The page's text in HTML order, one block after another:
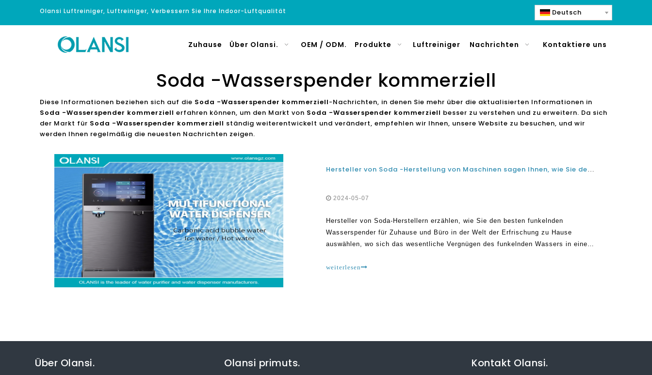
Olansi Luftreiniger, Luftreiniger, Verbessern Sie Ihre Indoor-Luftqualität Deutsch
Zuhause Über Olansi. OEM / ODM. Produkte Luftreiniger Nachrichten Kontaktiere uns
Soda -Wasserspender kommerziell
Diese Informationen beziehen sich auf die Soda -Wasserspender kommerziell-Nachrichten, in denen Sie mehr über die aktualisierten Informationen in
Soda -Wasserspender kommerziell erfahren können, um den Markt von Soda -Wasserspender kommerziell besser zu verstehen und zu erweitern. Da sich
der Markt für Soda -Wasserspender kommerziell ständig weiterentwickelt und verändert, empfehlen wir Ihnen, unsere Website zu besuchen, und wir
werden Ihnen regelmäßig die neuesten Nachrichten zeigen.
Hersteller von Soda -Herstellung von Maschinen sagen Ihnen, wie Sie den besten funkelnden Wasserspender für Zuhause und Büro auswählen können
2024-05-07
Hersteller von Soda-Herstellern erzählen, wie Sie den besten funkelnden
Wasserspender für Zuhause und Büro in der Welt der Erfrischung zu Hause
auswählen, wo sich das wesentliche Vergnügen des funkelnden Wassers in eine
hektischen Globus habe ich ich
weiterlesen
Über Olansi. Olansi primuts. Kontakt Olansi.